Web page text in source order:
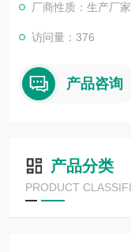
厂商性质：生产厂家
访问量：376
产品咨询
产品分类
PRODUCT